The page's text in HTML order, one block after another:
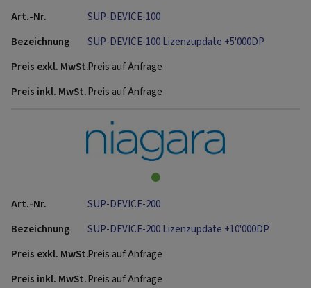
SUP-DEVICE-100
SUP-DEVICE-100 Lizenzupdate +5'000DP
Preis auf Anfrage
Preis auf Anfrage
SUP-DEVICE-200
SUP-DEVICE-200 Lizenzupdate +10'000DP
Preis auf Anfrage
Preis auf Anfrage